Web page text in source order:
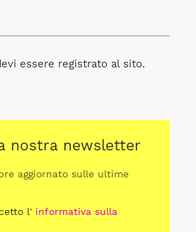
essere registrato al sito.
nostra newsletter
aggiornato sulle ultime
l' informativa sulla